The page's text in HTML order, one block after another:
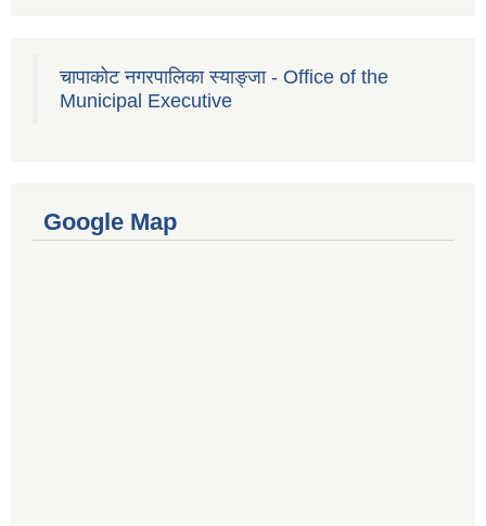
चापाकोट नगरपालिका स्याङ्जा - Office of the
Municipal Executive
Google Map